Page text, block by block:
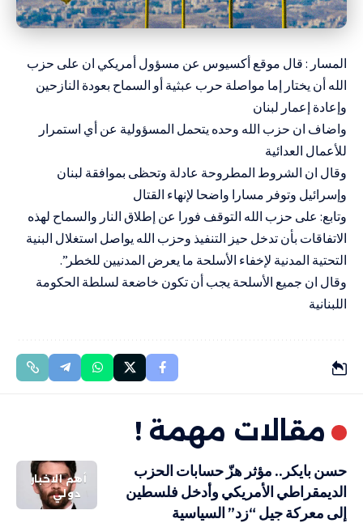
المسار : قال موقع أكسيوس عن مسؤول أمريكي ان على حزب
الله أن يختار إما مواصلة حرب عبثية أو السماح بعودة النازحين
وإعادة إعمار لبنان
واضاف ان حزب الله وحده يتحمل المسؤولية عن أي استمرار
للأعمال العدائية
وقال ان الشروط المطروحة عادلة وتحظى بموافقة لبنان
وإسرائيل وتوفر مسارا واضحا لإنهاء القتال
وتابع: على حزب الله التوقف فورا عن إطلاق النار والسماح لهذه
الاتفاقات بأن تدخل حيز التنفيذ وحزب الله يواصل استغلال البنية
التحتية المدنية لإخفاء الأسلحة ما يعرض المدنيين للخطر”.
وقال ان جميع الأسلحة يجب أن تكون خاضعة لسلطة الحكومة
اللبنانية
مقالات مهمة !
أهم الاخبار
دولي
حسن بايكر.. مؤثر هزّ حسابات الحزب
الديمقراطي الأمريكي وأدخل فلسطين
إلى معركة جيل “زد” السياسية